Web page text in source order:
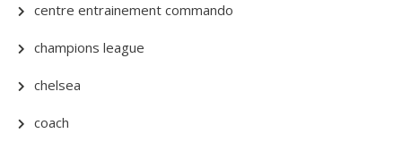
centre entrainement commando
champions league
chelsea
coach